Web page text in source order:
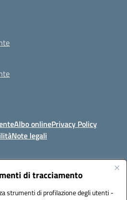
di tracciamento
strumenti di profilazione degli utenti -
Albo onlinePrivacy Policy
Note legali
(SS)
ssic820006@pec.istruzione.it